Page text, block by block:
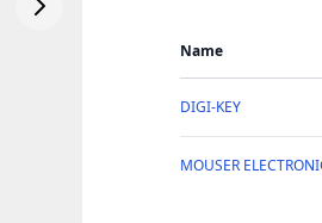
Name
DIGI-KEY
MOUSER